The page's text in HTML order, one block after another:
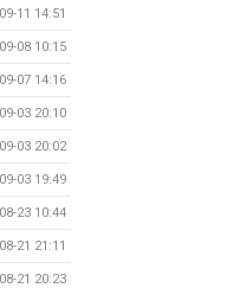
11 14:51
08 10:15
07 14:16
03 20:10
03 20:02
03 19:49
23 10:44
21 21:11
21 20:23